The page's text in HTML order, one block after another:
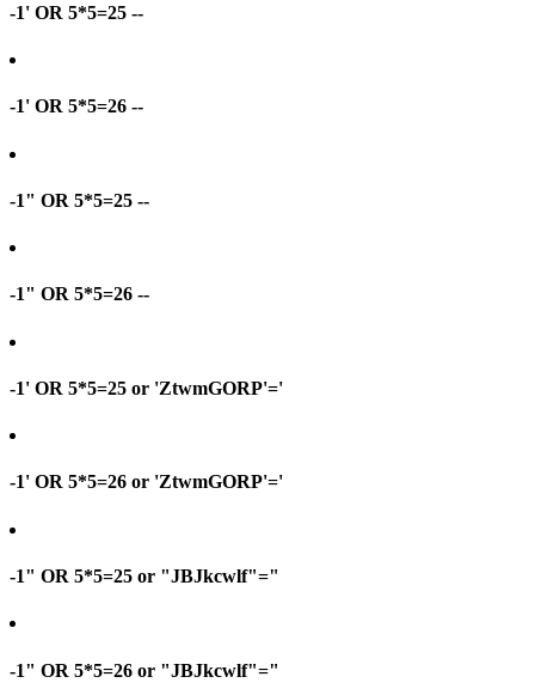
-1' OR 5*5=25 --
-1' OR 5*5=26 --
-1" OR 5*5=25 --
-1" OR 5*5=26 --
-1' OR 5*5=25 or 'ZtwmGORP'='
-1' OR 5*5=26 or 'ZtwmGORP'='
-1" OR 5*5=25 or "JBJkcwlf"="
-1" OR 5*5=26 or "JBJkcwlf"="